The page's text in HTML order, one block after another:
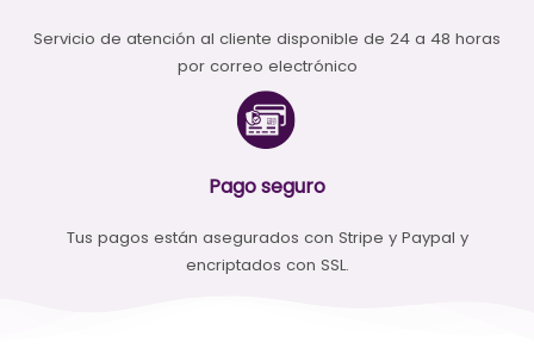
Servicio de atención al cliente disponible de 24 a 48 horas
por correo electrónico
Pago seguro
Tus pagos están asegurados con Stripe y Paypal y
encriptados con SSL.